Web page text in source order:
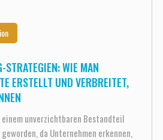
STRATEGIEN: WIE MAN
ERSTELLT UND VERBREITET,
unverzichtbaren Bestandteil
da Unternehmen erkennen,